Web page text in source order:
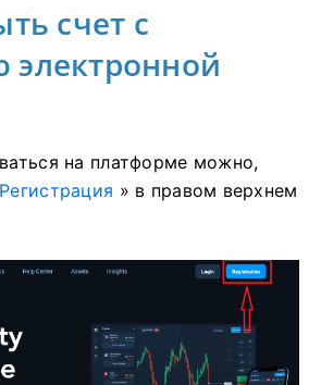
счет с
на платформе можно,
Регистрация » в правом верхнем